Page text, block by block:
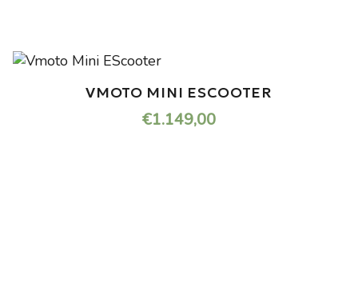
VMOTO MINI ESCOOTER
€1.149,00